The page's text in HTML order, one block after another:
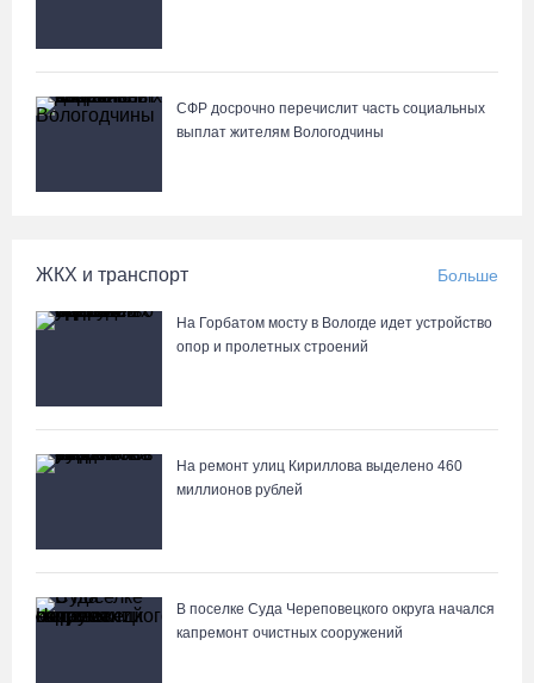
СФР досрочно перечислит часть социальных
выплат жителям Вологодчины
ЖКХ и транспорт Больше
На Горбатом мосту в Вологде идет устройство
опор и пролетных строений
На ремонт улиц Кириллова выделено 460
миллионов рублей
В поселке Суда Череповецкого округа начался
капремонт очистных сооружений